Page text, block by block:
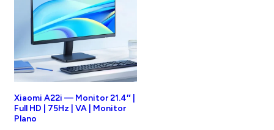
Xiaomi A22i — Monitor 21.4″ |
Full HD | 75Hz | VA | Monitor
Plano